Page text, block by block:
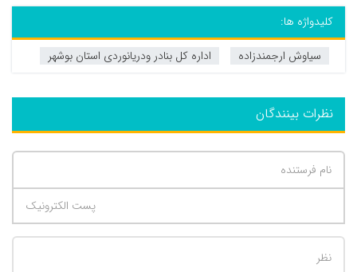
کلیدواژه ها:
سیاوش ارجمندزاده
اداره کل بنادر ودریانوردی استان بوشهر
نظرات بینندگان